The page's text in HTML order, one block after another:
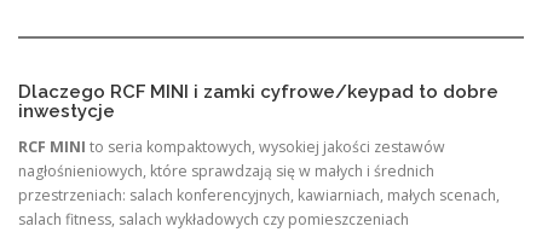
Dlaczego RCF MINI i zamki cyfrowe/keypad to dobre
inwestycje
RCF MINI to seria kompaktowych, wysokiej jakości zestawów
nagłośnieniowych, które sprawdzają się w małych i średnich
przestrzeniach: salach konferencyjnych, kawiarniach, małych scenach,
salach fitness, salach wykładowych czy pomieszczeniach